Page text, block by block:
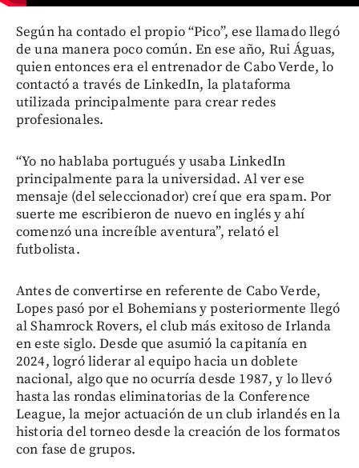
Según ha contado el propio “Pico”, ese llamado llegó
de una manera poco común. En ese año, Rui Águas,
quien entonces era el entrenador de Cabo Verde, lo
contactó a través de LinkedIn, la plataforma
utilizada principalmente para crear redes
profesionales.
“Yo no hablaba portugués y usaba LinkedIn
principalmente para la universidad. Al ver ese
mensaje (del seleccionador) creí que era spam. Por
suerte me escribieron de nuevo en inglés y ahí
comenzó una increíble aventura”, relató el
futbolista.
Antes de convertirse en referente de Cabo Verde,
Lopes pasó por el Bohemians y posteriormente llegó
al Shamrock Rovers, el club más exitoso de Irlanda
en este siglo. Desde que asumió la capitanía en
2024, logró liderar al equipo hacia un doblete
nacional, algo que no ocurría desde 1987, y lo llevó
hasta las rondas eliminatorias de la Conference
League, la mejor actuación de un club irlandés en la
historia del torneo desde la creación de los formatos
con fase de grupos.